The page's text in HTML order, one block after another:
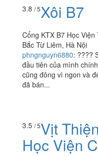
3.8 / 5Xôi B7
Cổng KTX B7 Học
Bắc Từ Liêm, Hà Nội
phngnguyn6880: ????
đầu tiên của mình
cũng đông vì ngon và
đã bán...
3.5 / 5Vịt
Học Viện